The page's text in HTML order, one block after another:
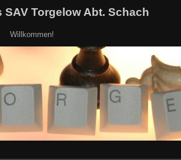
Torgelow Abt. Schach
Willkommen!